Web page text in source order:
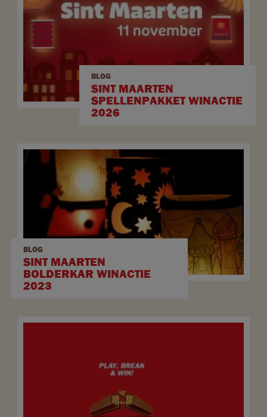
BLOG
SINT MAARTEN
SPELLENPAKKET WINACTIE
2026
BLOG
SINT MAARTEN
BOLDERKAR WINACTIE
2023